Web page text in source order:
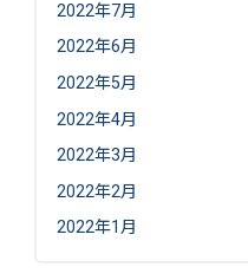
2022年7月
2022年6月
2022年5月
2022年4月
2022年3月
2022年2月
2022年1月